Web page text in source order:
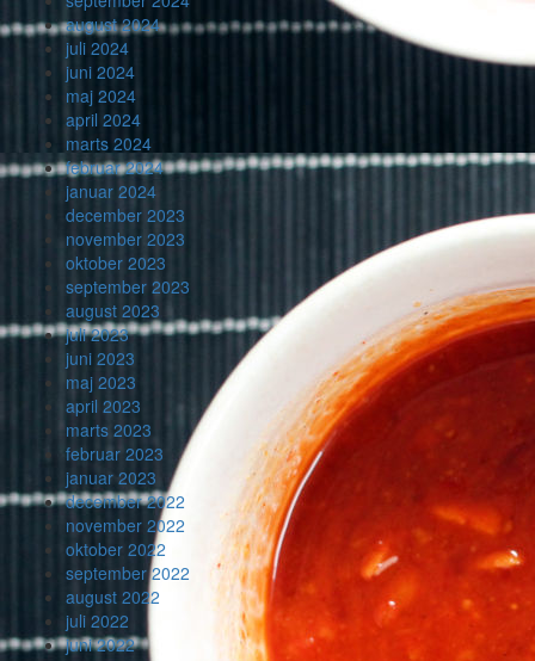
august 2024
juli 2024
juni 2024
maj 2024
april 2024
marts 2024
februar 2024
januar 2024
december 2023
november 2023
oktober 2023
september 2023
august 2023
juli 2023
juni 2023
maj 2023
april 2023
marts 2023
februar 2023
januar 2023
december 2022
november 2022
oktober 2022
september 2022
august 2022
juli 2022
juni 2022